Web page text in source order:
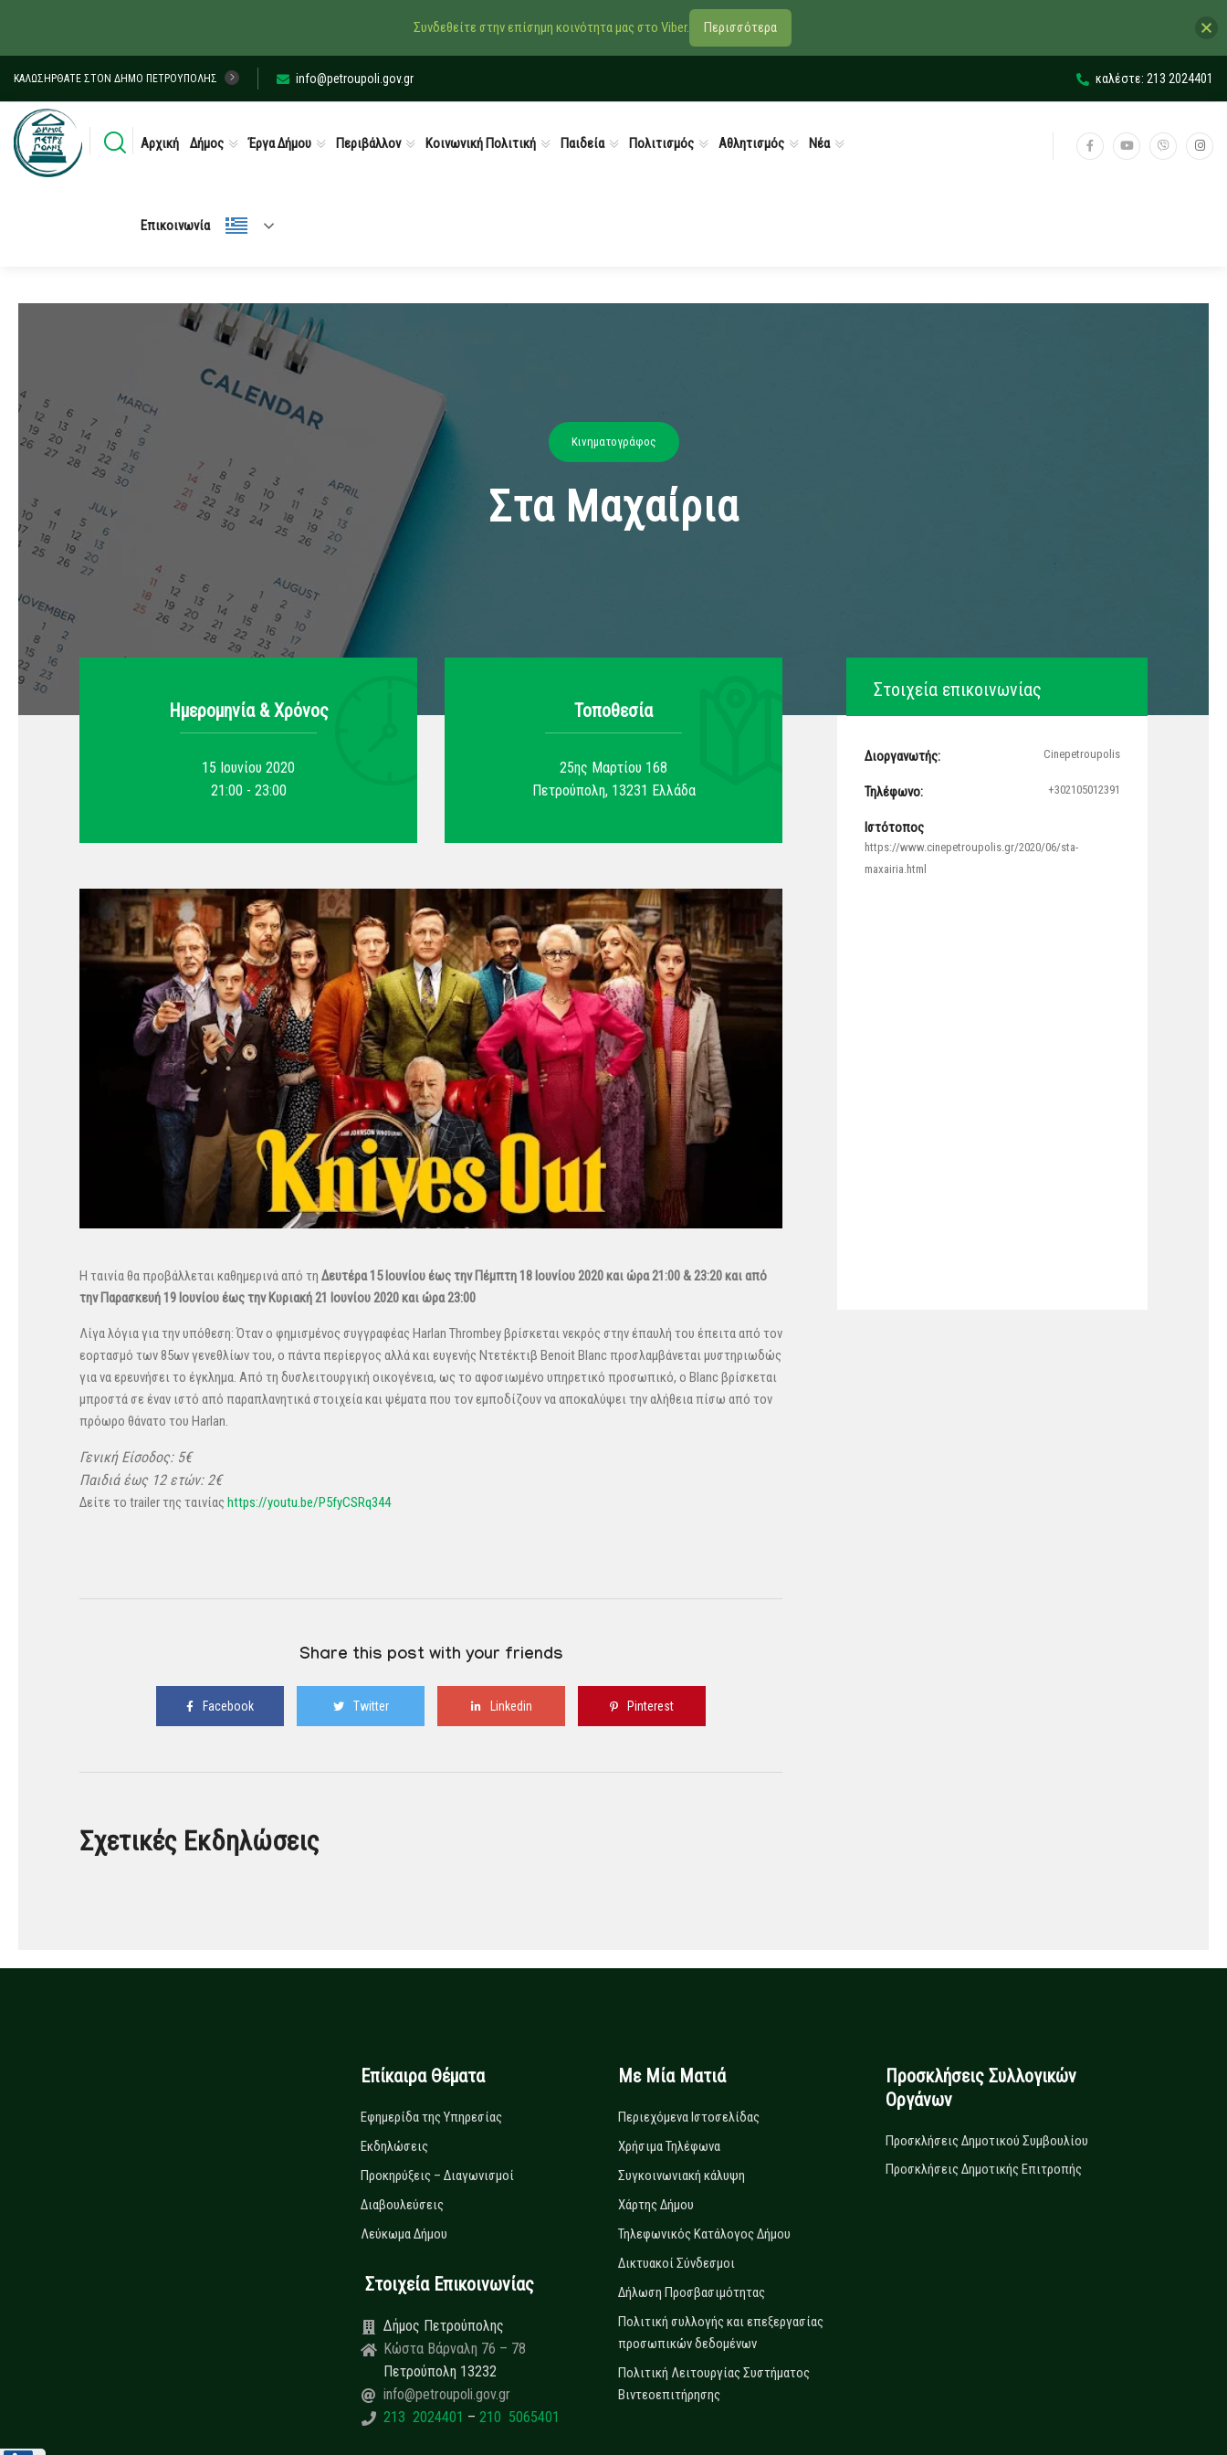
ΚΑΛΩΣΉΡΘΑΤΕ ΣΤΟΝ ΔΉΜΟ ΠΕΤΡΟΎΠΟΛΗΣ info@petroupoli.gov.gr καλέστε: 213 2024401
Αρχική Δήμος Έργα Δήμου Περιβάλλον Κοινωνική Πολιτική Παιδεία Πολιτισμός Αθλητισμός Νέα
Επικοινωνία
Κινηματογράφος
Στα Μαχαίρια
Ημερομηνία & Xρόνος
15 Ιουνίου 2020
21:00 - 23:00
Τοποθεσία
25ης Μαρτίου 168
Πετρούπολη, 13231 Ελλάδα
Η ταινία θα προβάλλεται καθημερινά από τη Δευτέρα 15 Ιουνίου έως την Πέμπτη 18 Ιουνίου 2020 και ώρα 21:00 & 23:20 και από
την Παρασκευή 19 Ιουνίου έως την Κυριακή 21 Ιουνίου 2020 και ώρα 23:00
Λίγα λόγια για την υπόθεση:Όταν ο φημισμένος συγγραφέας Harlan Thrombey βρίσκεται νεκρός στην έπαυλή του έπειτα από τον
εορτασμό των 85ων γενεθλίων του, ο πάντα περίεργος αλλά και ευγενής Ντετέκτιβ Benoit Blanc προσλαμβάνεται μυστηριωδώς
για να ερευνήσει το έγκλημα. Από τη δυσλειτουργική οικογένεια, ως το αφοσιωμένο υπηρετικό προσωπικό, ο Blanc βρίσκεται
μπροστά σε έναν ιστό από παραπλανητικά στοιχεία και ψέματα που τον εμποδίζουν να αποκαλύψει την αλήθεια πίσω από τον
πρόωρο θάνατο του Harlan.
Γενική Είσοδος: 5€
Παιδιά έως 12 ετών: 2€
Δείτε το trailer της ταινίας https://youtu.be/P5fyCSRq344
Share this post with your friends
Facebook Twitter Linkedin Pinterest
Σχετικές Εκδηλώσεις
Στοιχεία επικοινωνίας
Διοργανωτής: Cinepetroupolis
Τηλέφωνο: +302105012391
Ιστότοπος
https://www.cinepetroupolis.gr/2020/06/sta-
maxairia.html
Επίκαιρα Θέματα
Εφημερίδα της Υπηρεσίας
Εκδηλώσεις
Προκηρύξεις – Διαγωνισμοί
Διαβουλεύσεις
Λεύκωμα Δήμου
Στοιχεία Επικοινωνίας
Δήμος Πετρούπολης
Κώστα Βάρναλη 76 – 78
Πετρούπολη 13232
info@petroupoli.gov.gr
213 2024401 – 210 5065401
Με Μία Ματιά
Περιεχόμενα Ιστοσελίδας
Χρήσιμα Τηλέφωνα
Συγκοινωνιακή κάλυψη
Χάρτης Δήμου
Τηλεφωνικός Κατάλογος Δήμου
Δικτυακοί Σύνδεσμοι
Δήλωση Προσβασιμότητας
Πολιτική συλλογής και επεξεργασίας
προσωπικών δεδομένων
Πολιτική Λειτουργίας Συστήματος
Βιντεοεπιτήρησης
Προσκλήσεις Συλλογικών
Οργάνων
Προσκλήσεις Δημοτικού Συμβουλίου
Προσκλήσεις Δημοτικής Επιτροπής
Συνδεθείτε στην επίσημη κοινότητα μας στο Viber. Περισσότερα